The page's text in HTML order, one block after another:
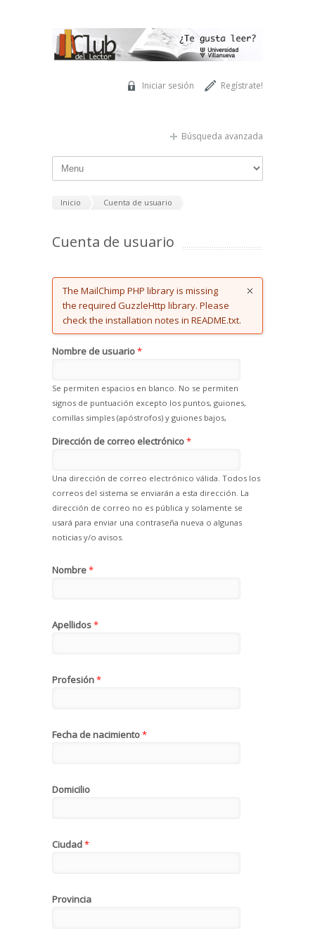
Regístrate!
Iniciar sesión
Búsqueda avanzada
Inicio Cuenta de usuario
Cuenta de usuario
Error message
The MailChimp PHP library is missing
the required GuzzleHttp library. Please
check the installation notes in README.txt.
Nombre de usuario*
Se permiten espacios en blanco. No se permiten
signos de puntuación excepto los puntos, guiones,
comillas simples (apóstrofos) y guiones bajos,
Dirección de correo electrónico*
Una dirección de correo electrónico válida. Todos los
correos del sistema se enviarán a esta dirección. La
dirección de correo no es pública y solamente se
usará para enviar una contraseña nueva o algunas
noticias y/o avisos.
Nombre*
Apellidos*
Profesión*
Fecha de nacimiento*
Domicilio
Ciudad*
Provincia